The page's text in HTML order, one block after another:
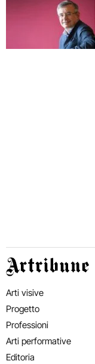
Artribune
Arti visive
Progetto
Professioni
Arti performative
Editoria